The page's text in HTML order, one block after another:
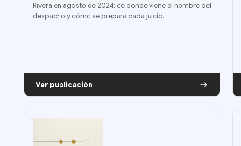
Rivera en agosto de 2024: de dónde viene el nombre del
despacho y cómo se prepara cada juicio.
Ver publicación